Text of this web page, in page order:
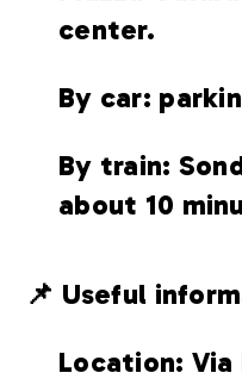
center.
By car:
By train:
about 10
📌 Useful
Location: Via